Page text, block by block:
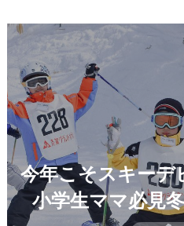
今年こそスキーデ
小学生ママ必見